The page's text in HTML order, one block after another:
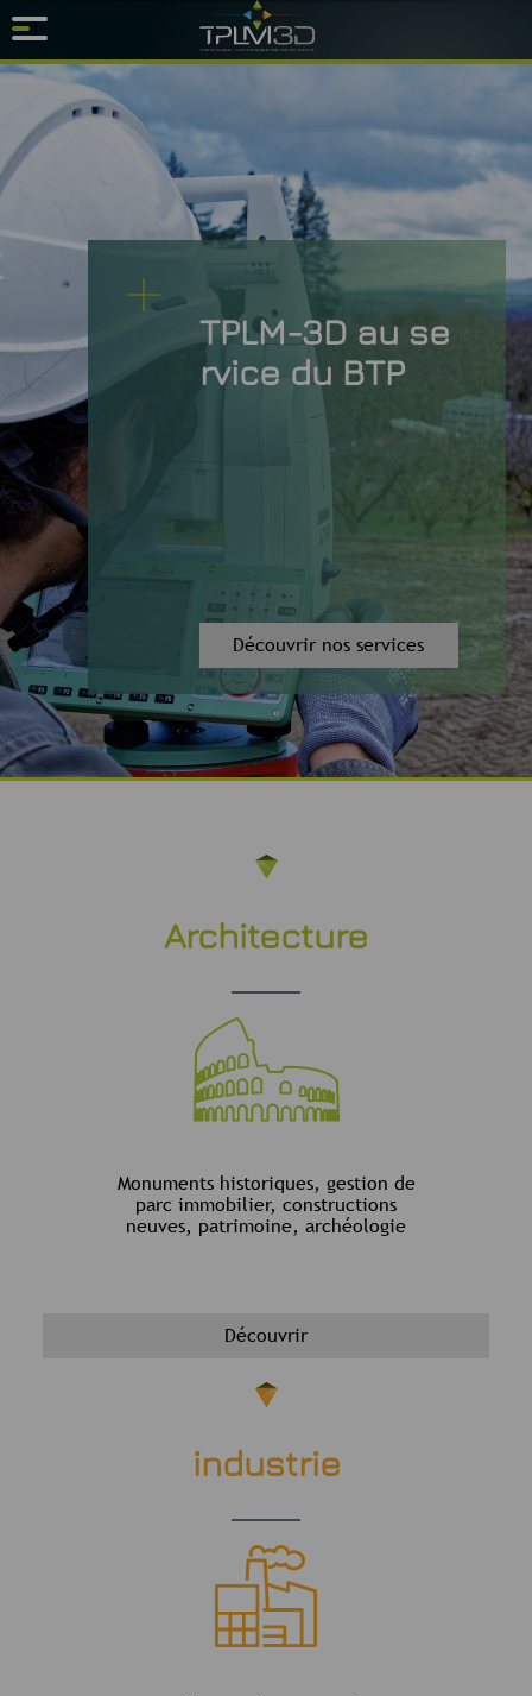
TPLM-3D au se
rvice du BTP
Découvrir nos services
Architecture
Monuments historiques, gestion de
parc immobilier, constructions
neuves, patrimoine, archéologie
Découvrir
industrie